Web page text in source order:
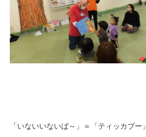
「いないいないば～」＝「ティッカブー」